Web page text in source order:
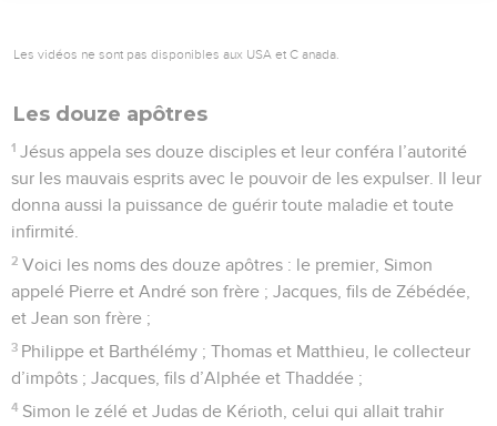
Les vidéos ne sont pas disponibles aux USA et C anada.
Les douze apôtres
1 Jésus appela ses douze disciples et leur conféra l’autorité
sur les mauvais esprits avec le pouvoir de les expulser. Il leur
donna aussi la puissance de guérir toute maladie et toute
infirmité.
2 Voici les noms des douze apôtres : le premier, Simon
appelé Pierre et André son frère ; Jacques, fils de Zébédée,
et Jean son frère ;
3 Philippe et Barthélémy ; Thomas et Matthieu, le collecteur
d’impôts ; Jacques, fils d’Alphée et Thaddée ;
4 Simon le zélé et Judas de Kérioth, celui qui allait trahir